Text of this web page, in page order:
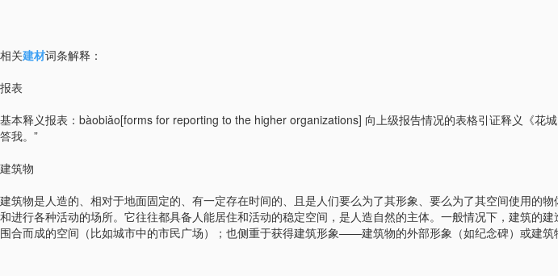
相关建材词条解释：
报表
基本释义报表：bàobiǎo[forms for reporting to the higher organizations] 向上级报告情况的表格引证释义《花
答我。”
建筑物
建筑物是人造的、相对于地面固定的、有一定存在时间的、且是人们要么为了其形象、要么为了其空间使用的
和进行各种活动的场所。它往往都具备人能居住和活动的稳定空间，是人造自然的主体。一般情况下，建筑
围合而成的空间（比如城市中的市民广场）；也侧重于获得建筑形象——建筑物的外部形象（如纪念碑）或建筑